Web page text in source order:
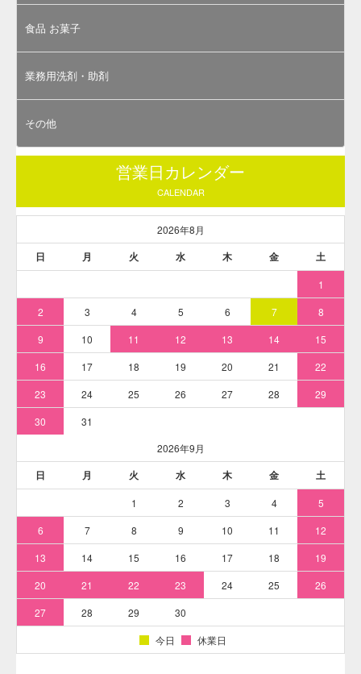
薬品、医薬部外品及び化粧品用 法定色素「赤色2号
アマランス」 / メーカー検品済・有償サンプル 5g」
ページをご参照ください。
法定色素名
赤色2号
一般名
アマランス / Amaranth
C.I.No.
C.I.No.16185 C.I.Name. Acid Red 27
CAS Number
915-67-3 主な用途 医薬品、化粧品
【医薬品、医薬部外品及び化粧品用法定色素】 赤色2号 アマランスの
【参考】医薬・化粧品用法定色素の水溶希釈例一覧はこちら
をクリック
主な用途
医薬品、医薬部外品、化粧品など